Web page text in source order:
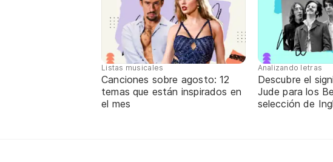
Listas musicales
Canciones sobre agosto: 12
temas que están inspirados en
el mes
Analizando letras
Descubre el
Jude para los
selección de